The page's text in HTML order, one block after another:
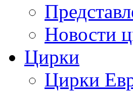
Новости
Цирки
Цирки